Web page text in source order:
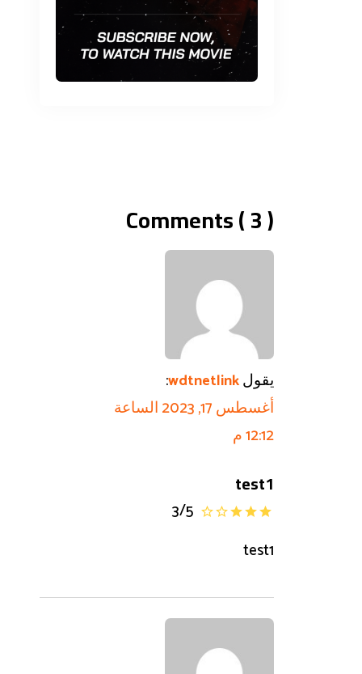
Comments ( 3 )
test1
3/5
test1
يقولwdtnetlink
:
أغسطس 17, 2023 الساعة
12:12 م